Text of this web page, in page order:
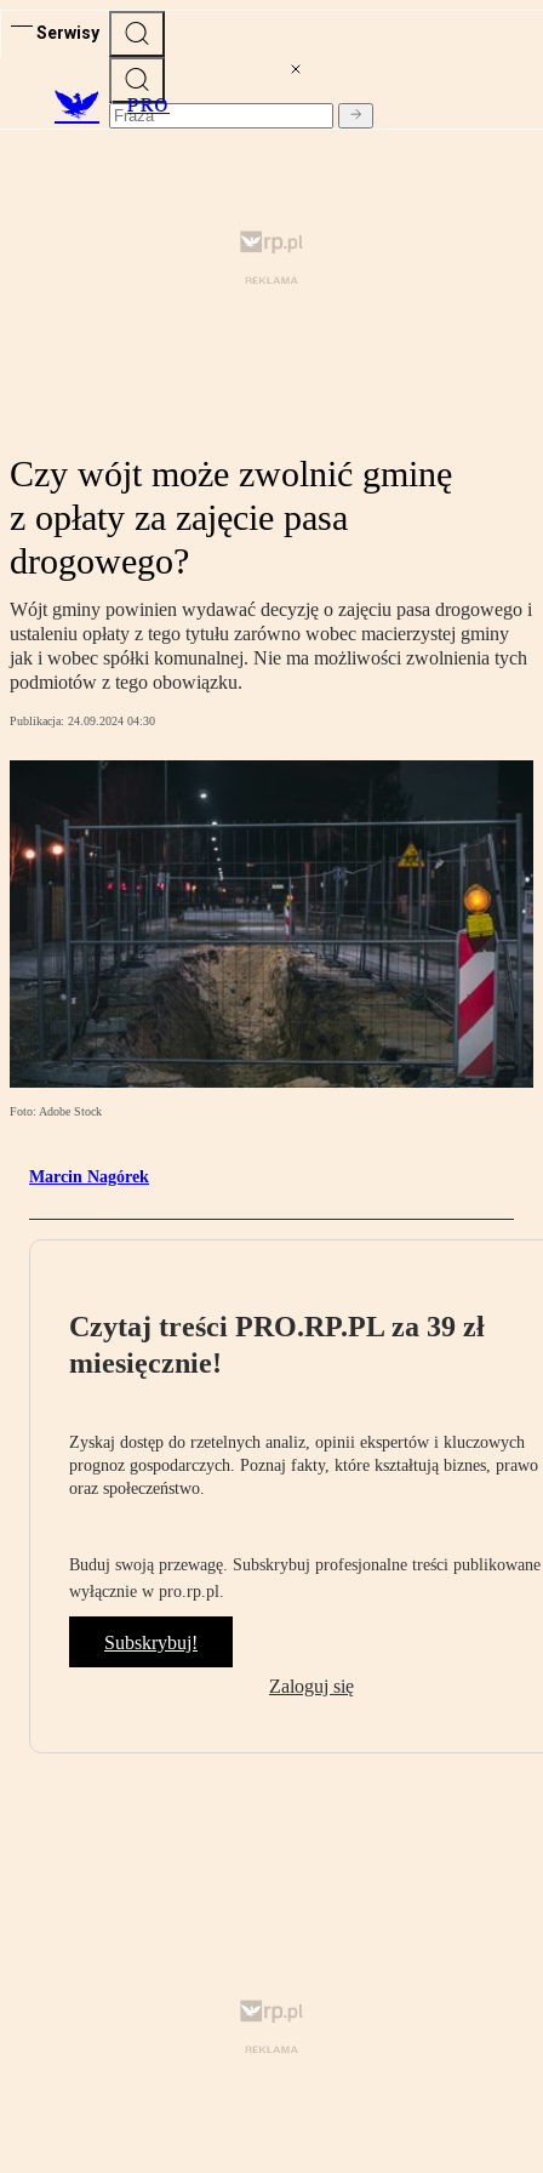
Serwisy
PRO
Czy wójt może zwolnić gminę
z opłaty za zajęcie pasa
drogowego?
Wójt gminy powinien wydawać decyzję o zajęciu pasa drogowego i
ustaleniu opłaty z tego tytułu zarówno wobec macierzystej gminy
jak i wobec spółki komunalnej. Nie ma możliwości zwolnienia tych
podmiotów z tego obowiązku.
Publikacja: 24.09.2024 04:30
Foto: Adobe Stock
Marcin Nagórek
Czytaj treści PRO.RP.PL za 39 zł
miesięcznie!
Zyskaj dostęp do rzetelnych analiz, opinii ekspertów i kluczowych
prognoz gospodarczych. Poznaj fakty, które kształtują biznes, prawo
oraz społeczeństwo.
Buduj swoją przewagę. Subskrybuj profesjonalne treści publikowane
wyłącznie w pro.rp.pl.
Subskrybuj!
Zaloguj się